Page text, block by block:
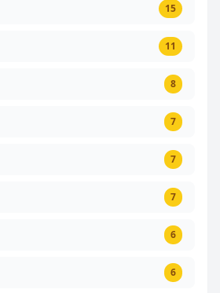
15
11
8
7
7
7
6
6